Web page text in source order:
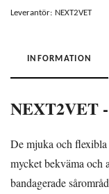
Leverantör: NEXT2VET
INFORMATION
NEXT2VET
De mjuka och
mycket bekväma och
bandagerade